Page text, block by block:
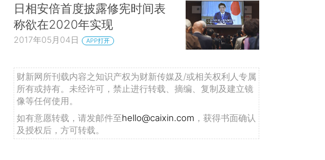
日相安倍首度披露修宪时间表
称欲在2020年实现
2017年05月04日 APP打开
财新网所刊载内容之知识产权为财新传媒及/或相关权利人专属
所有或持有。未经许可，禁止进行转载、摘编、复制及建立镜
像等任何使用。
如有意愿转载，请发邮件至hello@caixin.com ，获得书面确认
及授权后，方可转载。